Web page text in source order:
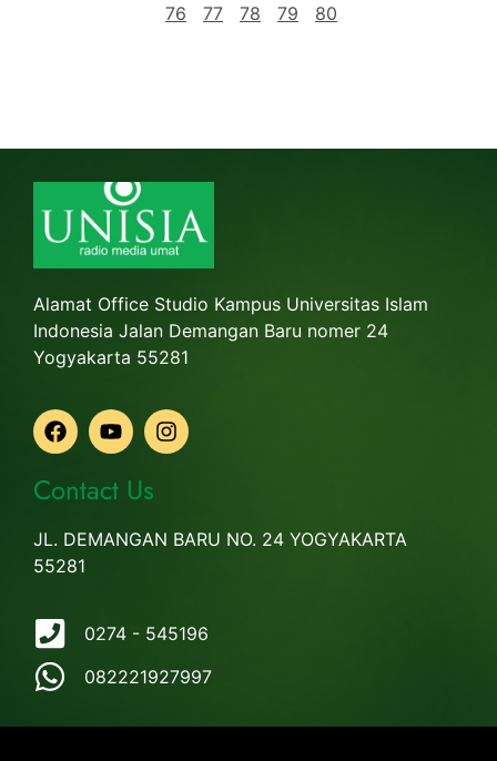
76
77 78 79 80
Alamat Office Studio Kampus Universitas Islam
Indonesia Jalan Demangan Baru nomer 24
Yogyakarta 55281
Contact Us
JL. DEMANGAN BARU NO. 24 YOGYAKARTA
55281
0274 - 545196
082221927997